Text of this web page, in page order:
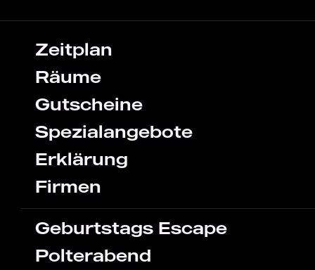
Zeitplan
Räume
Gutscheine
Spezialangebote
Erklärung
Firmen
Geburtstags Escape
Polterabend